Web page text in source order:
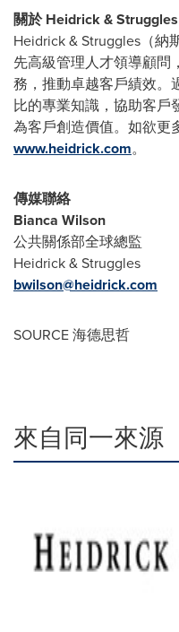
關於 Heidrick & Struggles
Heidrick & Struggles（納
先高級管理人才領導顧問
務，推動卓越客戶績效。
比的專業知識，協助客戶
為客戶創造價值。如欲更
www.heidrick.com。
傳媒聯絡
Bianca Wilson
公共關係部全球總監
Heidrick & Struggles
bwilson@heidrick.com
SOURCE 海德思哲
來自同一來源